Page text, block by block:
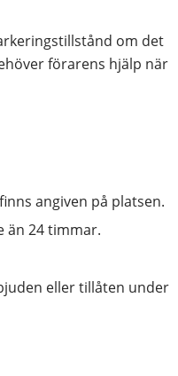
om det
förarens hjälp när
angiven på platsen.
än 24 timmar.
eller tillåten under